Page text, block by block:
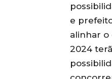
e
alinhar o
2024